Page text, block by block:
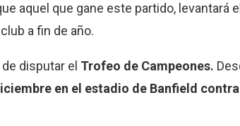
aquel que gane este partido, levantará
a fin de año.
disputar el Trofeo de Campeones.
en el estadio de Banfield